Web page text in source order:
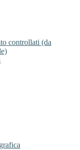
controllati (da